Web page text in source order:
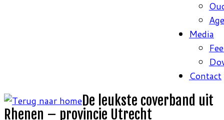
Media
Contact
De leukste coverband uit
Rhenen – provincie Utrecht